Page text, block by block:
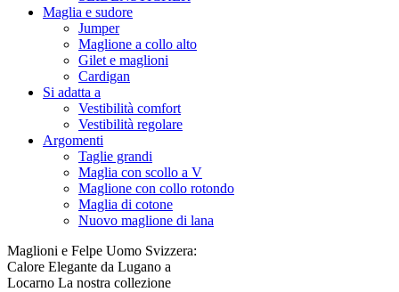
Maglia e sudore
Jumper
Maglione a collo alto
Gilet e maglioni
Cardigan
Si adatta a
Vestibilità comfort
Vestibilità regolare
Argomenti
Taglie grandi
Maglia con scollo a V
Maglione con collo rotondo
Maglia di cotone
Nuovo maglione di lana
Maglioni e Felpe Uomo Svizzera:
Calore Elegante da Lugano a
Locarno La nostra collezione